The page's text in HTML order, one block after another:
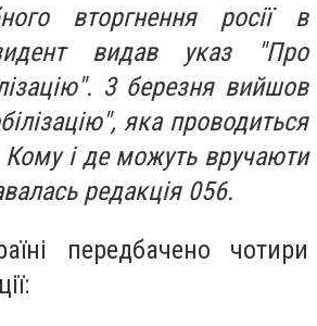
вторгнення росії в
видав указ "Про
3 березня вийшов
яка проводиться
Кому і де можуть вручаюти
редакція 056.
передбачено чотири